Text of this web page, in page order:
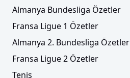
Almanya Bundesliga Özetler
Fransa Ligue 1 Özetler
Almanya 2. Bundesliga Özetler
Fransa Ligue 2 Özetler
Tenis